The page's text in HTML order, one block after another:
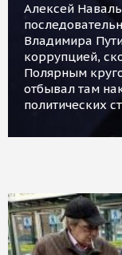
Алексей
Владимира
коррупцией,
Полярным
отбывал там
политических